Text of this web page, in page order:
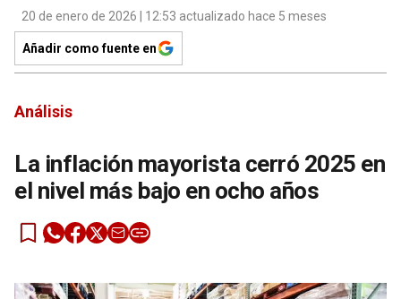
20 de enero de 2026 | 12:53 actualizado hace 5 meses
Añadir como fuente en
Análisis
La inflación mayorista cerró 2025 en
el nivel más bajo en ocho años